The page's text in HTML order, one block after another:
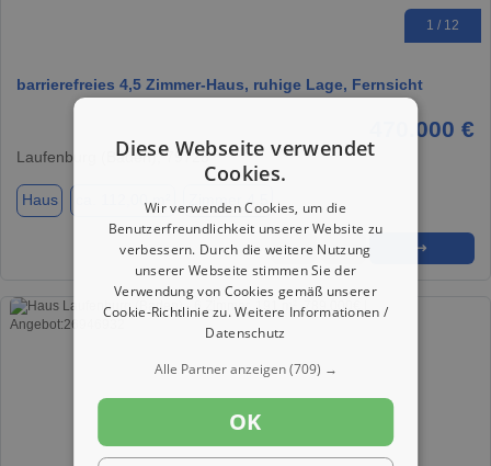
1 / 12
barrierefreies 4,5 Zimmer-Haus, ruhige Lage, Fernsicht
470.000 €
Laufenburg (Baden), 79725
Haus ca. 112,00 m² Zimmer 4.5
★ ➦ ➜
Diese Webseite verwendet
Cookies.
Wir verwenden Cookies, um die
Benutzerfreundlichkeit unserer Website zu
verbessern. Durch die weitere Nutzung
unserer Webseite stimmen Sie der
Verwendung von Cookies gemäß unserer
Cookie-Richtlinie zu.Weitere Informationen /
Datenschutz
Alle Partner anzeigen(709) →
OK